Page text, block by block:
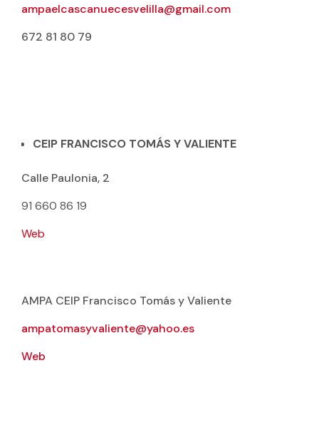
ampaelcascanuecesvelilla@gmail.com
672 81 80 79
CEIP FRANCISCO TOMÁS Y VALIENTE
Calle Paulonia, 2
91 660 86 19
Web
AMPA CEIP Francisco Tomás y Valiente
ampatomasyvaliente@yahoo.es
Web